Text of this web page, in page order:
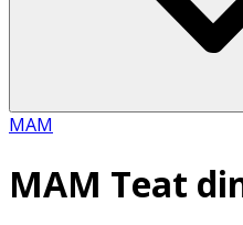
MAM
MAM Teat